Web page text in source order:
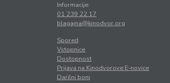
Informacije:
01 239 22 17
blagajna@kinodvor.org
Spored
Vstopnice
Dostopnost
Prijava na Kinodvorove E-novice
Darilni boni